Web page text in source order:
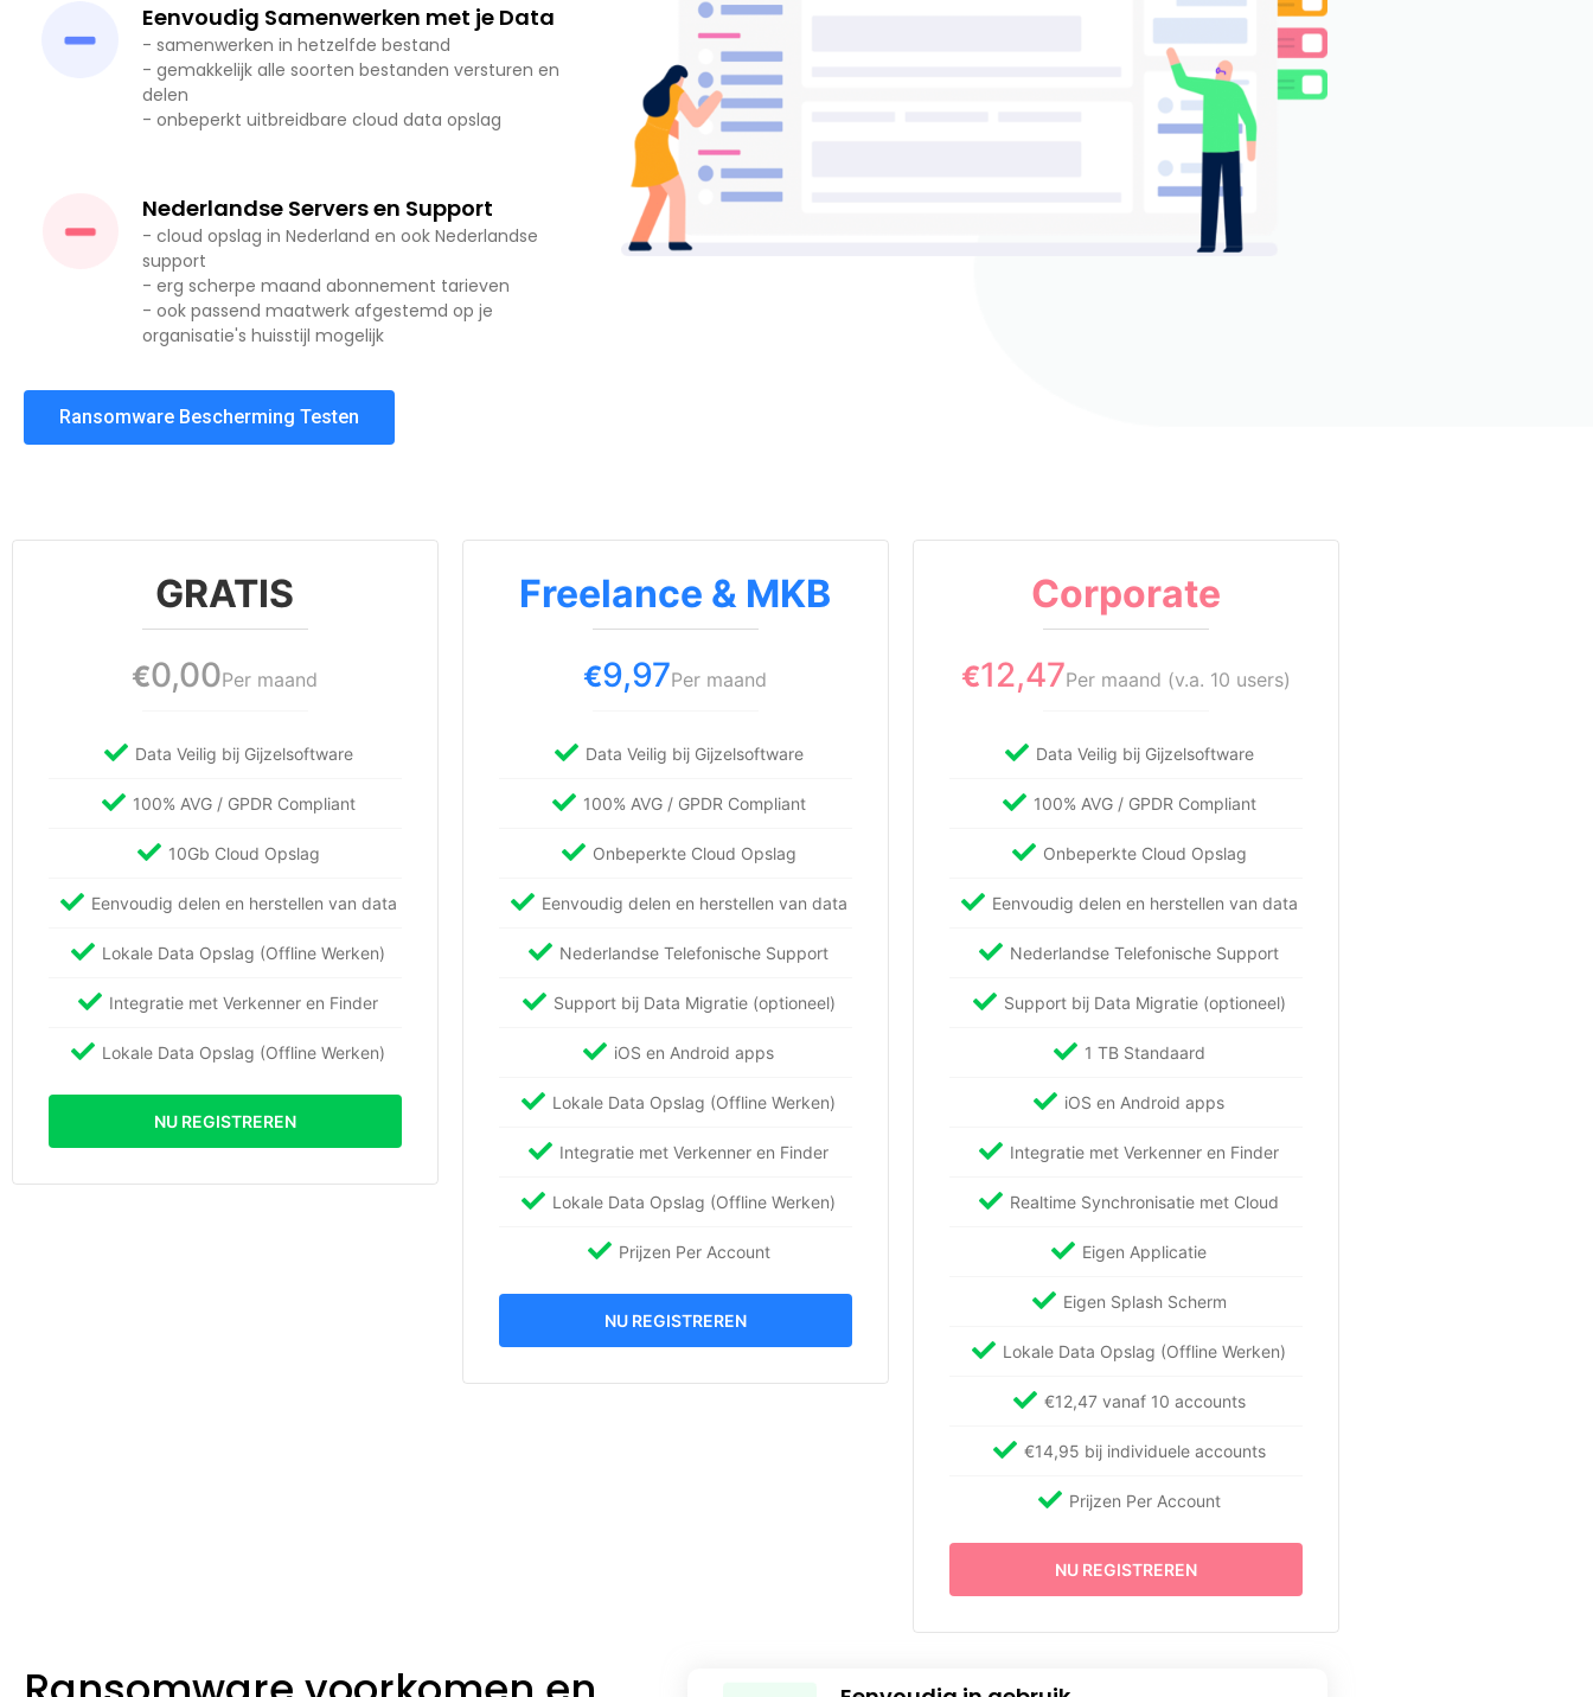
Eenvoudig Samenwerken met je Data
- samenwerken in hetzelfde bestand
- gemakkelijk alle soorten bestanden versturen en
delen
- onbeperkt uitbreidbare cloud data opslag
Nederlandse Servers en Support
- cloud opslag in Nederland en ook Nederlandse
support
- erg scherpe maand abonnement tarieven
- ook passend maatwerk afgestemd op je
organisatie's huisstijl mogelijk
Ransomware Bescherming Testen
GRATIS
€0,00Per maand
Data Veilig bij Gijzelsoftware
100% AVG / GPDR Compliant
10Gb Cloud Opslag
Eenvoudig delen en herstellen van data
Lokale Data Opslag (Offline Werken)
Integratie met Verkenner en Finder
Lokale Data Opslag (Offline Werken)
NU REGISTREREN
Freelance & MKB
€9,97Per maand
Data Veilig bij Gijzelsoftware
100% AVG / GPDR Compliant
Onbeperkte Cloud Opslag
Eenvoudig delen en herstellen van data
Nederlandse Telefonische Support
Support bij Data Migratie (optioneel)
iOS en Android apps
Lokale Data Opslag (Offline Werken)
Integratie met Verkenner en Finder
Lokale Data Opslag (Offline Werken)
Prijzen Per Account
NU REGISTREREN
Corporate
€12,47Per maand (v.a. 10 users)
Data Veilig bij Gijzelsoftware
100% AVG / GPDR Compliant
Onbeperkte Cloud Opslag
Eenvoudig delen en herstellen van data
Nederlandse Telefonische Support
Support bij Data Migratie (optioneel)
1 TB Standaard
iOS en Android apps
Integratie met Verkenner en Finder
Realtime Synchronisatie met Cloud
Eigen Applicatie
Eigen Splash Scherm
Lokale Data Opslag (Offline Werken)
€12,47 vanaf 10 accounts
€14,95 bij individuele accounts
Prijzen Per Account
NU REGISTREREN